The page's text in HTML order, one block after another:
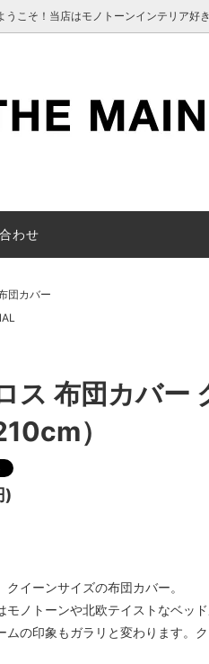
こそ！当店はモノトーンインテリア好
BATH /
Meraki
商品確認
わせ
団カバー
ス 布団カバー
）
)
イーンサイズの布団カバー。
ノトーンや北欧テイストなベッド
ムの印象もガラリと変わります。